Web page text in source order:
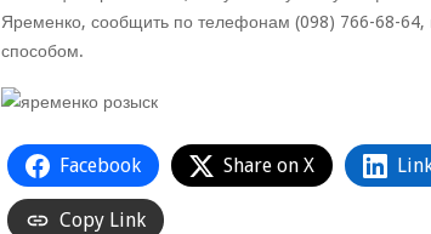
Яременко, сообщить по телефонам (098) 766-68-
способом.
Facebook Share on X
Copy Link